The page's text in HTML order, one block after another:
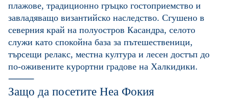
плажове, традиционно гръцко гостоприемство и
завладяващо византийско наследство. Сгушено в
северния край на полуостров Касандра, селото
служи като спокойна база за пътешественици,
търсещи релакс, местна култура и лесен достъп до
по-оживените курортни градове на Халкидики.
⸻
Защо да посетите Неа Фокия